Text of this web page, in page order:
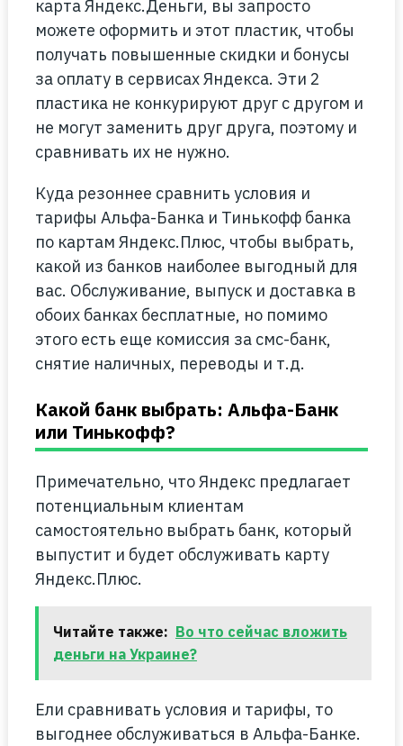
карта Яндекс.Деньги, вы запросто
можете оформить и этот пластик, чтобы
получать повышенные скидки и бонусы
за оплату в сервисах Яндекса. Эти 2
пластика не конкурируют друг с другом и
не могут заменить друг друга, поэтому и
сравнивать их не нужно.
Куда резоннее сравнить условия и
тарифы Альфа-Банка и Тинькофф банка
по картам Яндекс.Плюс, чтобы выбрать,
какой из банков наиболее выгодный для
вас. Обслуживание, выпуск и доставка в
обоих банках бесплатные, но помимо
этого есть еще комиссия за смс-банк,
снятие наличных, переводы и т.д.
Какой банк выбрать: Альфа-Банк
или Тинькофф?
Примечательно, что Яндекс предлагает
потенциальным клиентам
самостоятельно выбрать банк, который
выпустит и будет обслуживать карту
Яндекс.Плюс.
Читайте также: Во что сейчас вложить
деньги на Украине?
Ели сравнивать условия и тарифы, то
выгоднее обслуживаться в Альфа-Банке.